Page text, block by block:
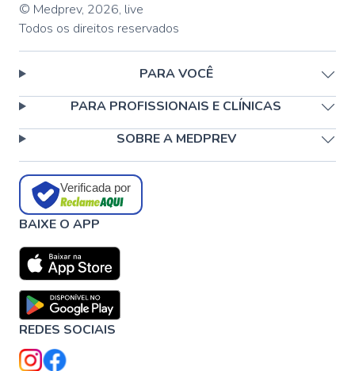
© Medprev, 2026, live
Todos os direitos reservados
PARA VOCÊ
PARA PROFISSIONAIS E CLÍNICAS
SOBRE A MEDPREV
Verificada por
BAIXE O APP
REDES SOCIAIS